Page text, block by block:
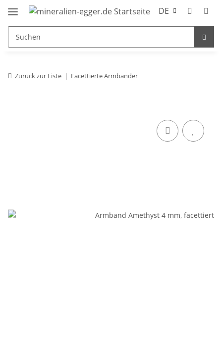
DE
Zurück zur Liste Facettierte Armbänder